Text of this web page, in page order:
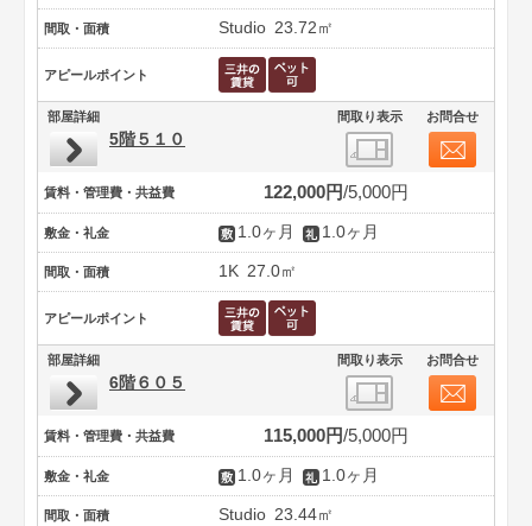
間取・面積 Studio 23.72㎡
アピールポイント
部屋詳細 間取り表示 お問合せ
5階５１０
賃料・管理費・共益費 122,000円 5,000円
敷金・礼金 1.0ヶ月 1.0ヶ月
間取・面積 1K 27.0㎡
アピールポイント
部屋詳細 間取り表示 お問合せ
6階６０５
賃料・管理費・共益費 115,000円 5,000円
敷金・礼金 1.0ヶ月 1.0ヶ月
間取・面積 Studio 23.44㎡